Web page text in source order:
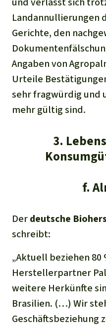
Landannullierungen
Gerichte, den
Angaben von
Urteile
sehr fragwürdig und
mehr gültig sind.
3.
f.
Derdeutsche
schreibt:
„Aktuell beziehen 80
Herstellerpartner
weitere Herkünfte
Brasilien. (…) Wir
Geschäftsbeziehung